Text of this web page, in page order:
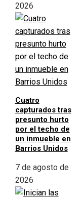
2026
Cuatro
capturados tras
presunto hurto
por el techo de
un inmueble en
Barrios Unidos
7 de agosto de
2026